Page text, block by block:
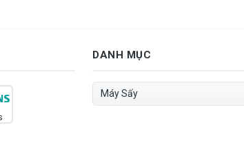
DANH MỤC